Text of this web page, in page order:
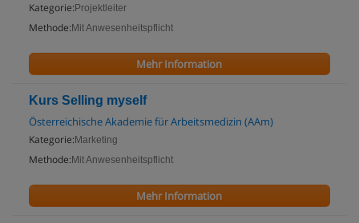
Kategorie: Projektleiter
Methode: Mit Anwesenheitspflicht
Mehr Information
Kurs Selling myself
Österreichische Akademie für Arbeitsmedizin (AAm)
Kategorie: Marketing
Methode: Mit Anwesenheitspflicht
Mehr Information